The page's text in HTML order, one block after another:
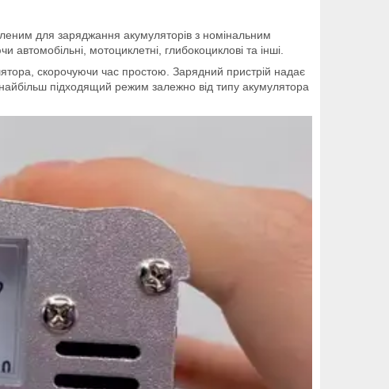
для заряджання акумуляторів з номінальним
мотоциклетні, глибокоциклові та інші.
скорочуючи час простою. Зарядний пристрій надає
підходящий режим залежно від типу акумулятора